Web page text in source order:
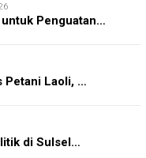
Penguatan…
Petani Laoli, …
di Sulsel…